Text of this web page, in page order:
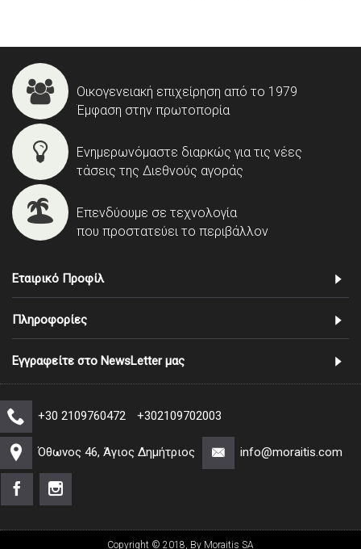
Οικογενειακή επιχείρηση από το 1979
Έμφαση στην πρωτοπορία
Ενημερωνόμαστε διαρκώς για τις νέες
τάσεις της Διεθνούς αγοράς
Επενδύουμε σε τεχνολογία
που προστατεύει το περιβάλλον
Εταιρικό Προφίλ
Πληροφορίες
Εγγραφείτε στο NewsLetter μας
+30 2109760472 +302109702003
Όθωνος 46, Άγιος Δημήτριος info@moraitis.com
Copyright © 2018, By Moraitis SA